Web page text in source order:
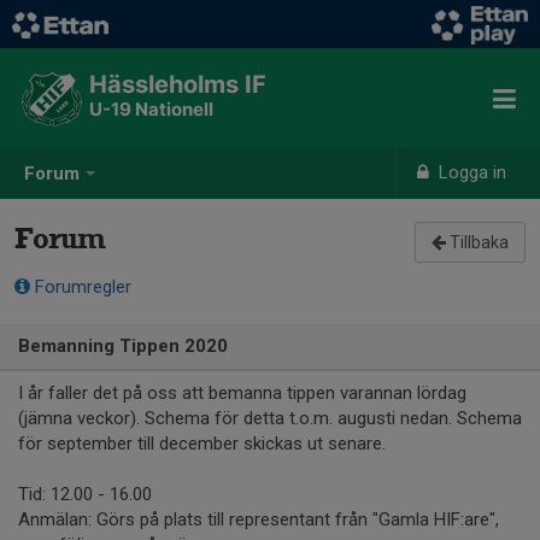
Forum Logga in
Hässleholms IF
U-19 Nationell
Forum Tillbaka
Forumregler
Bemanning Tippen 2020
I år faller det på oss att bemanna tippen varannan lördag
(jämna veckor). Schema för detta t.o.m. augusti nedan. Schema
för september till december skickas ut senare.
Tid: 12.00 - 16.00
Anmälan: Görs på plats till representant från "Gamla HIF:are",